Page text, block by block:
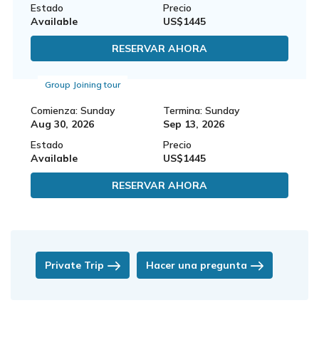
Estado
Available
Precio
US$1445
RESERVAR AHORA
Comienza: Sunday
Aug 30, 2026
Group Joining tour
Termina: Sunday
Sep 13, 2026
Estado
Available
Precio
US$1445
RESERVAR AHORA
Private Trip Hacer una pregunta